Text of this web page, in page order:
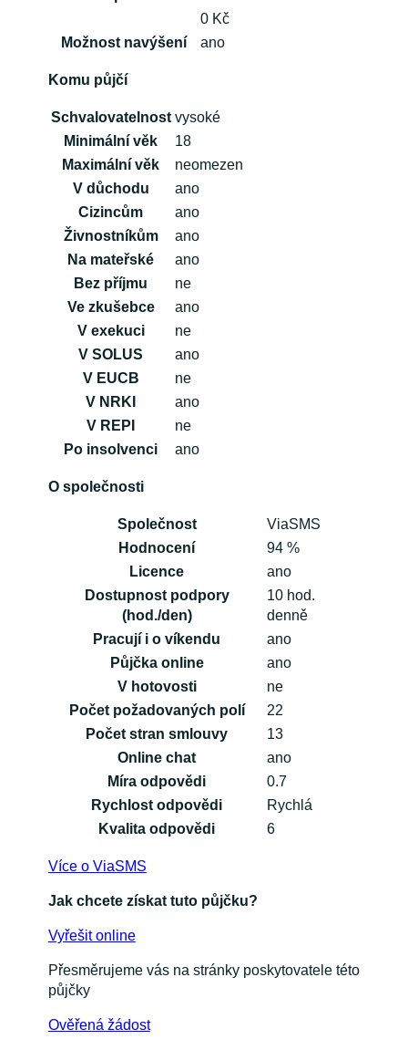
0 Kč
Možnost navýšení
ano
Komu půjčí
Schvalovatelnost vysoké
Minimální věk
18
Maximální věk
neomezen
V důchodu
ano
Cizincům
ano
Živnostníkům
ano
Na mateřské
ano
Bez příjmu
ne
Ve zkušebce
ano
V exekuci
ne
V SOLUS
ano
V EUCB
ne
V NRKI
ano
V REPI
ne
Po insolvenci
ano
O společnosti
Společnost
ViaSMS
Hodnocení
94 %
Licence
ano
Dostupnost podpory
(hod./den)
10 hod.
denně
Pracují i o víkendu
ano
Půjčka online
ano
V hotovosti
ne
Počet požadovaných polí
22
Počet stran smlouvy
13
Online chat
ano
Míra odpovědi
0.7
Rychlost odpovědi
Rychlá
Kvalita odpovědi
6
Více o ViaSMS
Jak chcete získat tuto půjčku?
Vyřešit online
Přesměrujeme vás na stránky poskytovatele této
půjčky
Ověřená žádost